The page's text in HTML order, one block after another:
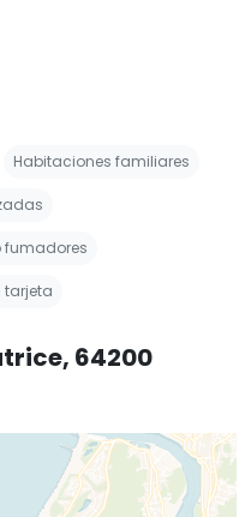
Habitaciones familiares
fumadores
tarjeta
64200